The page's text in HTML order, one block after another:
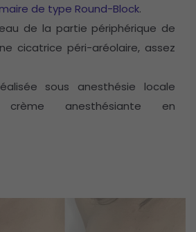
de type Round-Block.
de la partie périphérique de
cicatrice péri-aréolaire, assez
sous anesthésie locale
anesthésiante en